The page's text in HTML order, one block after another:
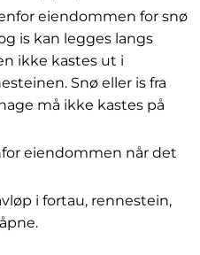
eiendommen for snø
is kan legges langs
ikke kastes ut i
Snø eller is fra
må ikke kastes på
eiendommen når det
i fortau, rennestein,